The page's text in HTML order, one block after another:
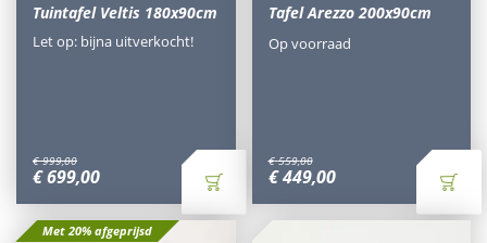
Tuintafel Veltis 180x90cm
€ 999,00
€699,00
Let op: bijna uitverkocht!
Tafel Arezzo 200x90cm
€ 559,00
€ 449,00
Op voorraad
Met 20% afgeprijsd